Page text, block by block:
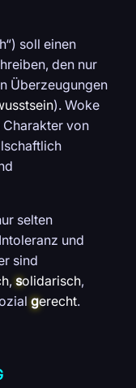
soll einen
den nur
Überzeugungen
). Woke
Charakter von
selten
und
sind
, solidarisch,
gerecht.